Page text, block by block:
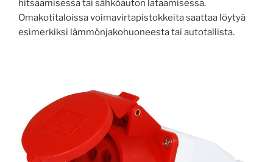
hitsaamisessa tai sähköauton lataamisessa.
Omakotitaloissa voimavirtapistokkeita saattaa löytyä
esimerkiksi lämmönjakohuoneesta tai autotallista.